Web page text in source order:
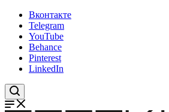
Вконтакте
Telegram
YouTube
Behance
Pinterest
LinkedIn